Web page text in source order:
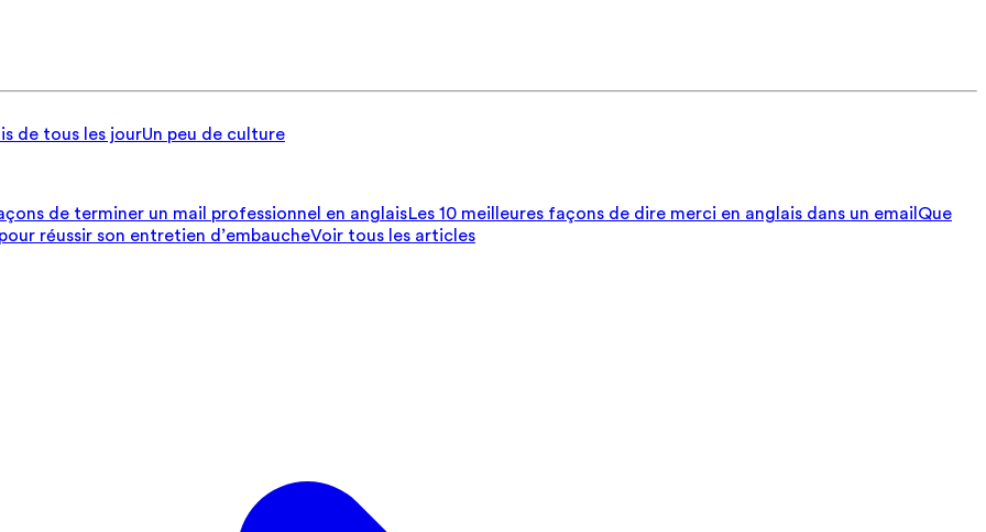
de tous les jourUn peu de culture
de terminer un mail professionnel en anglaisLes 10 meilleures façons de dire merci en anglais dans un email Que
réussir son entretien d’embaucheVoir tous les articles